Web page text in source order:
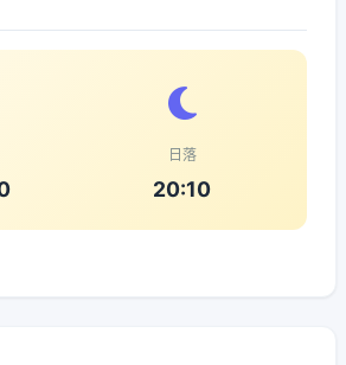
日落
20:10